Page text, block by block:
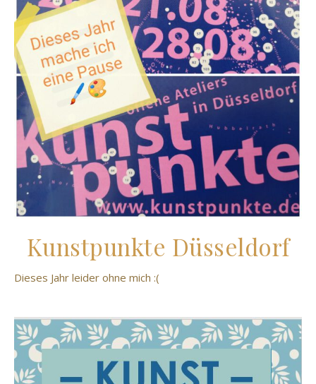
Kunstpunkte Düsseldorf
Dieses Jahr leider ohne mich :(